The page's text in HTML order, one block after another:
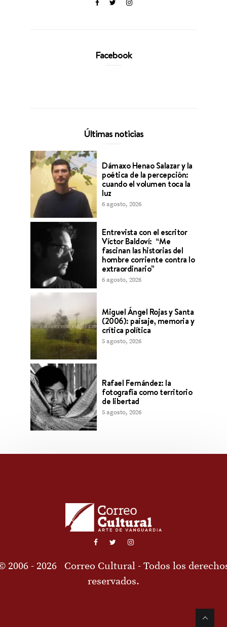
Facebook
Últimas noticias
Dámaxo Henao Salazar y la
poética de la percepción:
cuando el volumen toca la
luz
6 agosto, 2026
Entrevista con el escritor
Víctor Baldoví: “Me
fascinan las historias del
hombre corriente contra lo
extraordinario”
6 agosto, 2026
Miguel Ángel Rojas y Santa
(2006): paisaje, memoria y
crítica política
5 agosto, 2026
Rafael Fernández: la
fotografía como territorio
de libertad
5 agosto, 2026
2006 - 2026 Correo Cultural - Todos los
reservados.